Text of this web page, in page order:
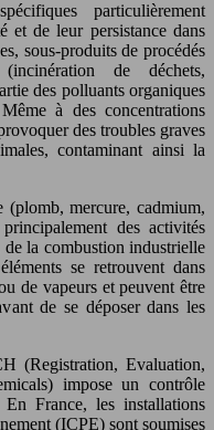
particulièrement
et de leur persistance dans
sous-produits de procédés
de déchets,
des polluants organiques
à des concentrations
des troubles graves
contaminant ainsi la
(plomb, mercure, cadmium,
des activités
la combustion industrielle
se retrouvent dans
de vapeurs et peuvent être
de se déposer dans les
(Registration, Evaluation,
impose un contrôle
En France, les installations
(ICPE) sont soumises